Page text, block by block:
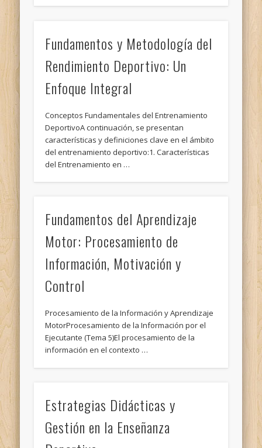
Fundamentos y Metodología del
Rendimiento Deportivo: Un
Enfoque Integral
Conceptos Fundamentales del Entrenamiento
DeportivoA continuación, se presentan
características y definiciones clave en el ámbito
del entrenamiento deportivo:1. Características
del Entrenamiento en …
Fundamentos del Aprendizaje
Motor: Procesamiento de
Información, Motivación y
Control
Procesamiento de la Información y Aprendizaje
MotorProcesamiento de la Información por el
Ejecutante (Tema 5)El procesamiento de la
información en el contexto …
Estrategias Didácticas y
Gestión en la Enseñanza